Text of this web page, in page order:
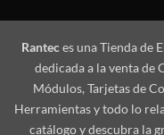
Ranteces una Tienda de
dedicada a la venta de
Módulos, Tarjetas de
Herramientas y todo lo
catálogo y descubra la